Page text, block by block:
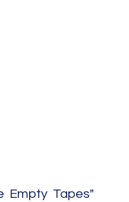
Empty Tapes"